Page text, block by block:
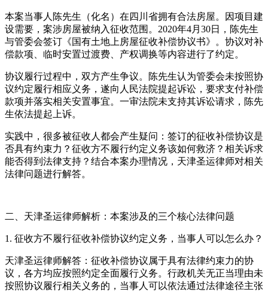
本案当事人陈先生（化名）在四川省拥有合法房屋。因项目建
设需要，案涉房屋被纳入征收范围。2020年4月30日，陈先生
与管委会签订《国有土地上房屋征收补偿协议书》。协议对补
偿款项、临时安置过渡费、产权调换等内容进行了约定。
协议履行过程中，双方产生争议。陈先生认为管委会未按照协
议约定履行相应义务，遂向人民法院提起诉讼，要求支付补偿
款项并落实相关安置事宜。一审法院未支持其诉讼请求，陈先
生依法提起上诉。
实践中，很多被征收人都会产生疑问：签订的征收补偿协议是
否具有约束力？征收方不履行约定义务该如何救济？相关诉求
能否得到法律支持？结合本案办理情况，天津圣运律师对相关
法律问题进行解答。
二、天津圣运律师解析：本案涉及的三个核心法律问题
1. 征收方不履行征收补偿协议约定义务，当事人可以怎么办？
天津圣运律师解答：征收补偿协议属于具有法律约束力的协
议，各方均应按照约定全面履行义务。行政机关无正当理由未
按照协议履行相关义务的，当事人可以依法通过法律途径主张